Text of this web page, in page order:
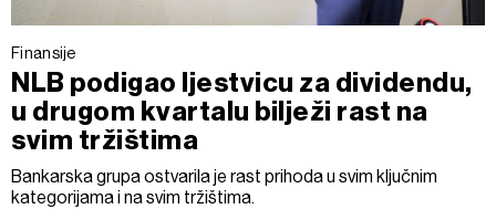
Finansije
NLB podigao ljestvicu za dividendu,
u drugom kvartalu bilježi rast na
svim tržištima
Bankarska grupa ostvarila je rast prihoda u svim ključnim
kategorijama i na svim tržištima.